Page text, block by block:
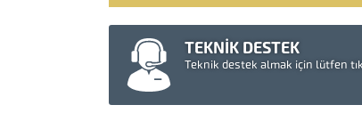
TEKNİK DESTEK
Teknik destek almak için lütfen